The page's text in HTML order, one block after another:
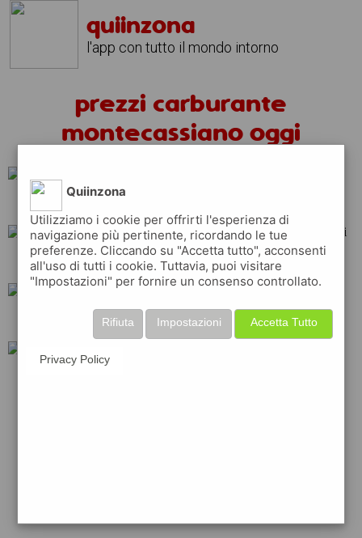
quiinzona
l'app con tutto il mondo intorno
prezzi carburante
montecassiano oggi
repsol shell
eni erg
Quiinzona
Utilizziamo i cookie per offrirti l'esperienza di
navigazione più pertinente, ricordando le tue
preferenze. Cliccando su "Accetta tutto", acconsenti
all'uso di tutti i cookie. Tuttavia, puoi visitare
"Impostazioni" per fornire un consenso controllato.
Accetta Tutto
Impostazioni
Rifiuta
Privacy Policy